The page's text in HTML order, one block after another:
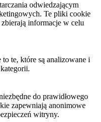
odwiedzającym
Te pliki cookie
informacje w celu
te, które są analizowane i
do prawidłowego
zapewniają anonimowe
witryny.